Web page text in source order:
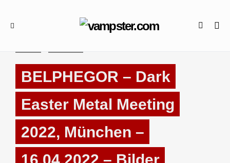
BELPHEGOR – Dark
Easter Metal Meeting
2022, München –
16.04.2022 – Bilder